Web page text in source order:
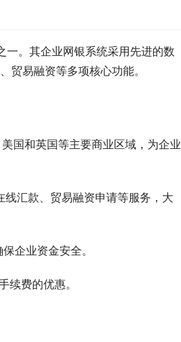
一。其企业网银系统采用先进的数
易融资等多项核心功能。
国和英国等主要商业区域，为企业
线汇款、贸易融资申请等服务，大
企业资金安全。
续费的优惠。